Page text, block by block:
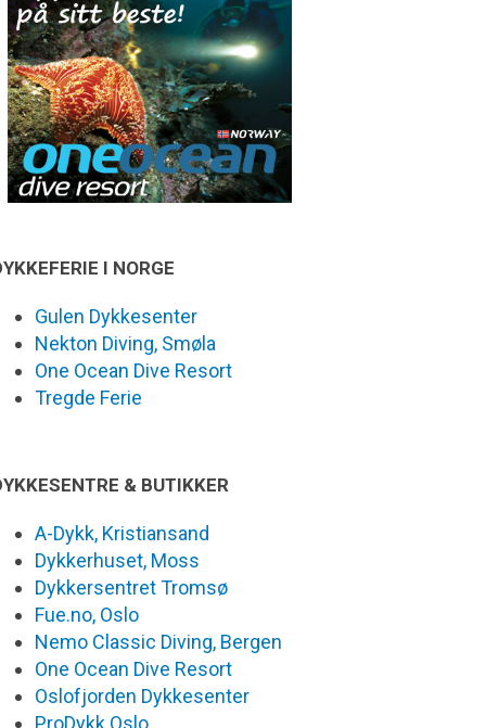
I NORGE
Gulen Dykkesenter
Nekton Diving, Smøla
One Ocean Dive Resort
Tregde Ferie
& BUTIKKER
A-Dykk, Kristiansand
Dykkerhuset, Moss
Dykkersentret Tromsø
Fue.no, Oslo
Nemo Classic Diving, Bergen
One Ocean Dive Resort
Oslofjorden Dykkesenter
ProDykk Oslo